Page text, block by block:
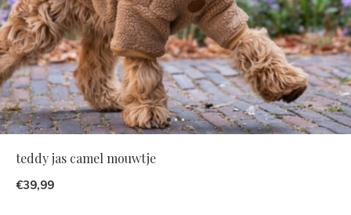
teddy jas camel mouwtje
€39,99